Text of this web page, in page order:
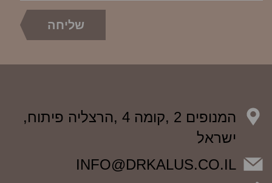
המנופים 2 ,קומה 4 ,הרצליה פיתוח,
ישראל
INFO@DRKALUS.CO.IL